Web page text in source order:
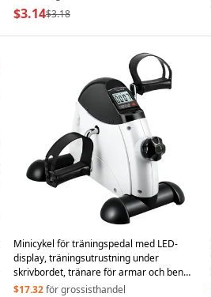
$3.14$3.18
Minicykel för träningspedal med LED-
display, träningsutrustning under
skrivbordet, tränare för armar och ben
(utan batteri)
$17.32för grossisthandel